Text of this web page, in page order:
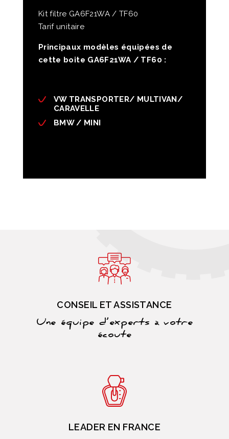
Kit filtre GA6F21WA / TF60
Tarif unitaire
Principaux modèles équipées de
cette boite GA6F21WA / TF60 :
VW TRANSPORTER/ MULTIVAN/
CARAVELLE
BMW / MINI
CONSEIL ET ASSISTANCE
Une équipe d’experts à votre
écoute
LEADER EN FRANCE